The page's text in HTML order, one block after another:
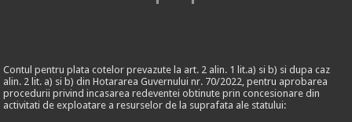
Contul pentru plata cotelor prevazute la art. 2 alin. 1 lit.a) si b) si dupa caz
alin. 2 lit. a) si b) din Hotararea Guvernului nr. 70/2022, pentru aprobarea
procedurii privind incasarea redeventei obtinute prin concesionare din
activitati de exploatare a resurselor de la suprafata ale statului: